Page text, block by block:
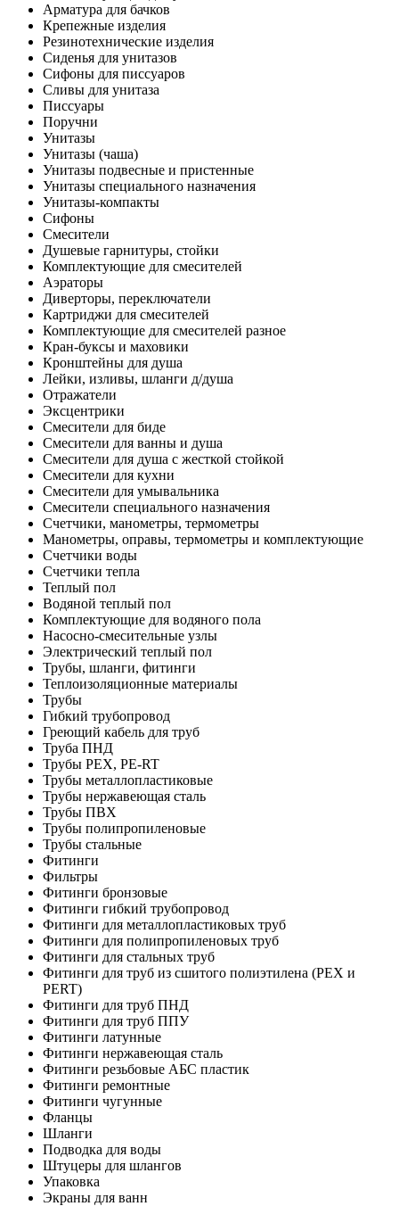
Арматура для бачков
Крепежные изделия
Резинотехнические изделия
Сиденья для унитазов
Сифоны для писсуаров
Сливы для унитаза
Писсуары
Поручни
Унитазы
Унитазы (чаша)
Унитазы подвесные и пристенные
Унитазы специального назначения
Унитазы-компакты
Сифоны
Смесители
Душевые гарнитуры, стойки
Комплектующие для смесителей
Аэраторы
Диверторы, переключатели
Картриджи для смесителей
Комплектующие для смесителей разное
Кран-буксы и маховики
Кронштейны для душа
Лейки, изливы, шланги д/душа
Отражатели
Эксцентрики
Смесители для биде
Смесители для ванны и душа
Смесители для душа с жесткой стойкой
Смесители для кухни
Смесители для умывальника
Смесители специального назначения
Счетчики, манометры, термометры
Манометры, оправы, термометры и комплектующие
Счетчики воды
Счетчики тепла
Теплый пол
Водяной теплый пол
Комплектующие для водяного пола
Насосно-смесительные узлы
Электрический теплый пол
Трубы, шланги, фитинги
Теплоизоляционные материалы
Трубы
Гибкий трубопровод
Греющий кабель для труб
Труба ПНД
Трубы PEX, PE-RT
Трубы металлопластиковые
Трубы нержавеющая сталь
Трубы ПВХ
Трубы полипропиленовые
Трубы стальные
Фитинги
Фильтры
Фитинги бронзовые
Фитинги гибкий трубопровод
Фитинги для металлопластиковых труб
Фитинги для полипропиленовых труб
Фитинги для стальных труб
Фитинги для труб из сшитого полиэтилена (PEX и
PERT)
Фитинги для труб ПНД
Фитинги для труб ППУ
Фитинги латунные
Фитинги нержавеющая сталь
Фитинги резьбовые АБС пластик
Фитинги ремонтные
Фитинги чугунные
Фланцы
Шланги
Подводка для воды
Штуцеры для шлангов
Упаковка
Экраны для ванн